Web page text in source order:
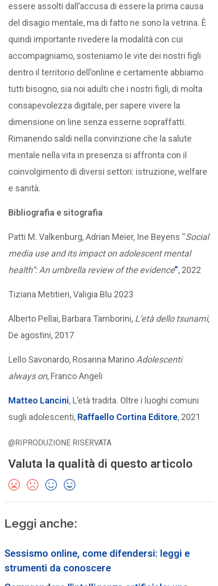
essere assolti dall’accusa di essere la prima causa
del disagio mentale, ma di fatto ne sono la vetrina. È
quindi importante rivedere la modalità con cui
accompagniamo, sosteniamo le vite dei nostri figli
dentro il territorio dell’online e certamente abbiamo
tutti bisogno, sia noi adulti che i nostri figli, di molta
consapevolezza digitale, per sapere vivere la
dimensione on line senza esserne sopraffatti.
Rimanendo saldi nella convinzione che la salute
mentale nella vita in presenza si affronta con il
coinvolgimento di diversi settori: istruzione, welfare
e sanità.
Bibliografia e sitografia
Patti M. Valkenburg, Adrian Meier, Ine Beyens “Social
media use and its impact on adolescent mental
health”: An umbrella review of the evidence”, 2022
Tiziana Metitieri, Valigia Blu 2023
Alberto Pellai, Barbara Tamborini, L’età dello tsunami,
De agostini, 2017
Lello Savonardo, Rosanna Marino Adolescenti
always on, Franco Angeli
Matteo Lancini, L’età tradita. Oltre i luoghi comuni
sugli adolescenti, Raffaello Cortina Editore, 2021
@RIPRODUZIONE RISERVATA
Valuta la qualità di questo articolo
Leggi anche:
Sessismo online, come difendersi: leggi e
strumenti da conoscere